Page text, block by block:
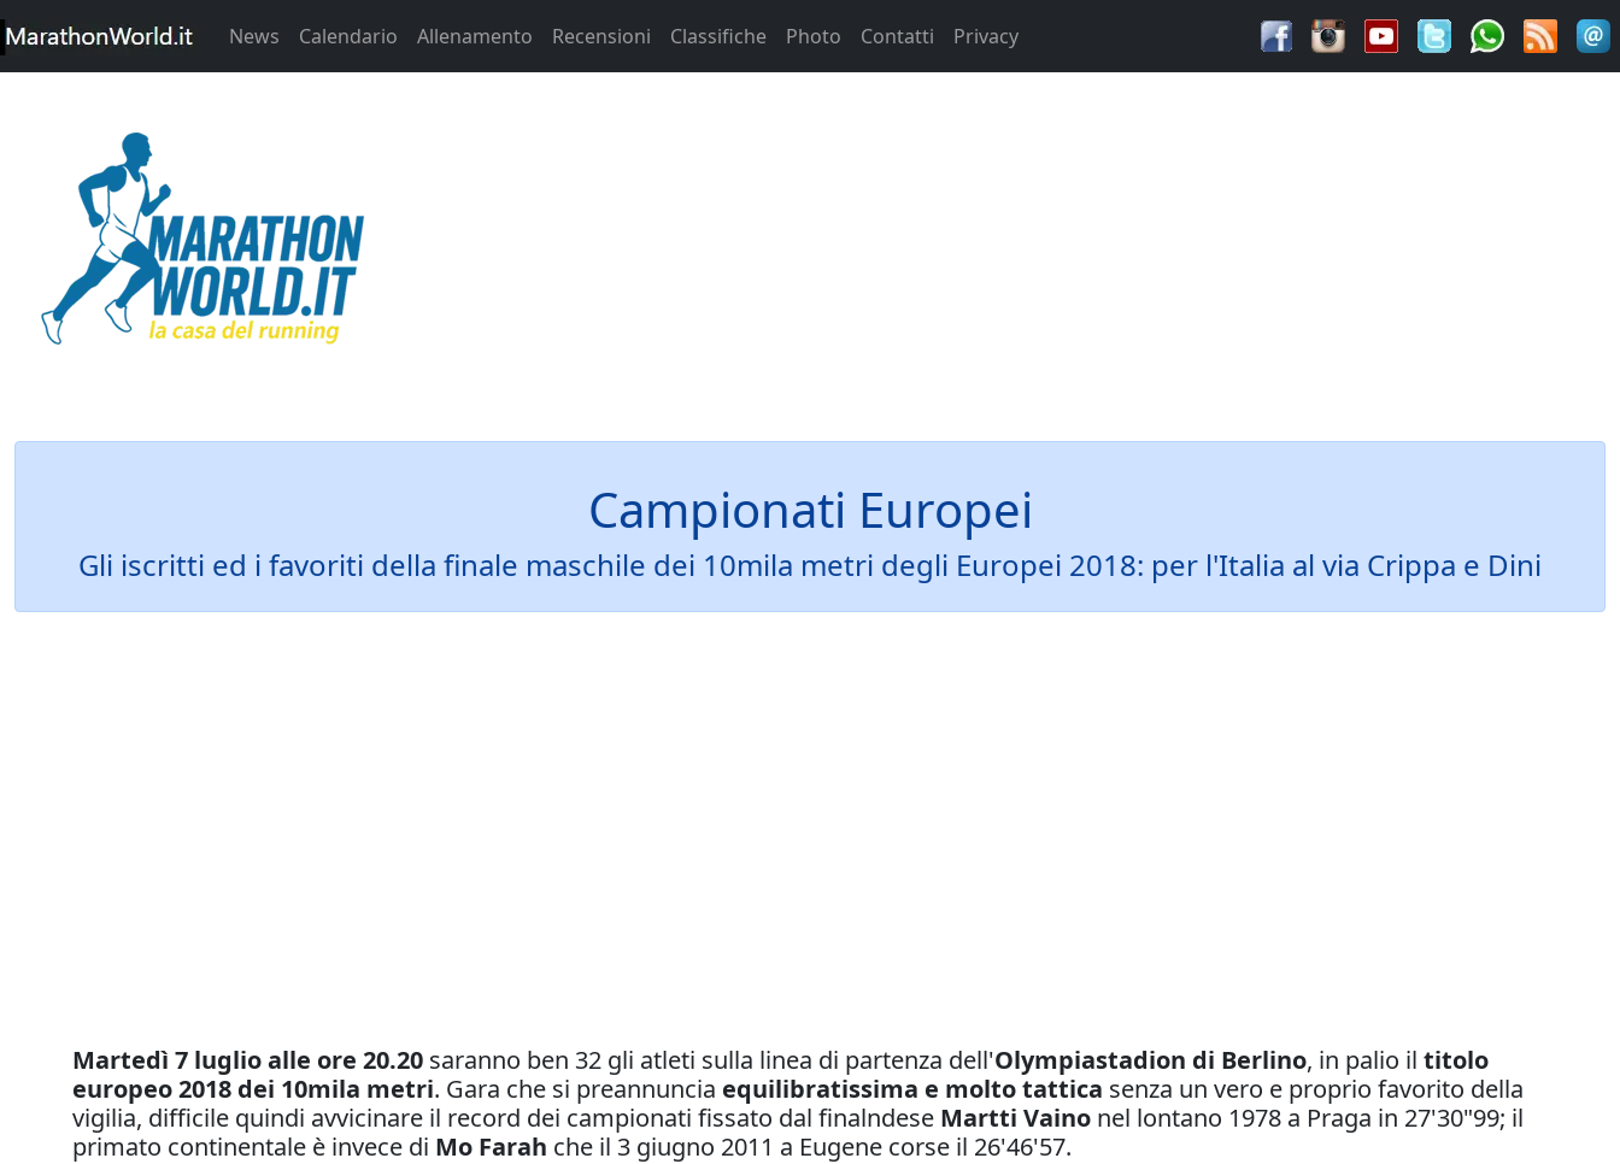
News Calendario Allenamento Recensioni Classifiche Photo Contatti Privacy
Campionati Europei
Gli iscritti ed i favoriti della finale maschile dei 10mila metri degli Europei 2018: per l'Italia al via Crippa e Dini
Martedì 7 luglio alle ore 20.20 saranno ben 32 gli atleti sulla linea di partenza dell'Olympiastadion di Berlino, in palio il titolo
europeo 2018 dei 10mila metri. Gara che si preannuncia equilibratissima e molto tattica senza un vero e proprio favorito della
vigilia, difficile quindi avvicinare il record dei campionati fissato dal finalndese Martti Vaino nel lontano 1978 a Praga in 27'30"99; il
primato continentale è invece di Mo Farah che il 3 giugno 2011 a Eugene corse il 26'46'57.